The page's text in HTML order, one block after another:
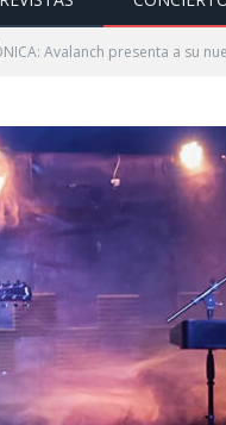
Avalanch presenta a su